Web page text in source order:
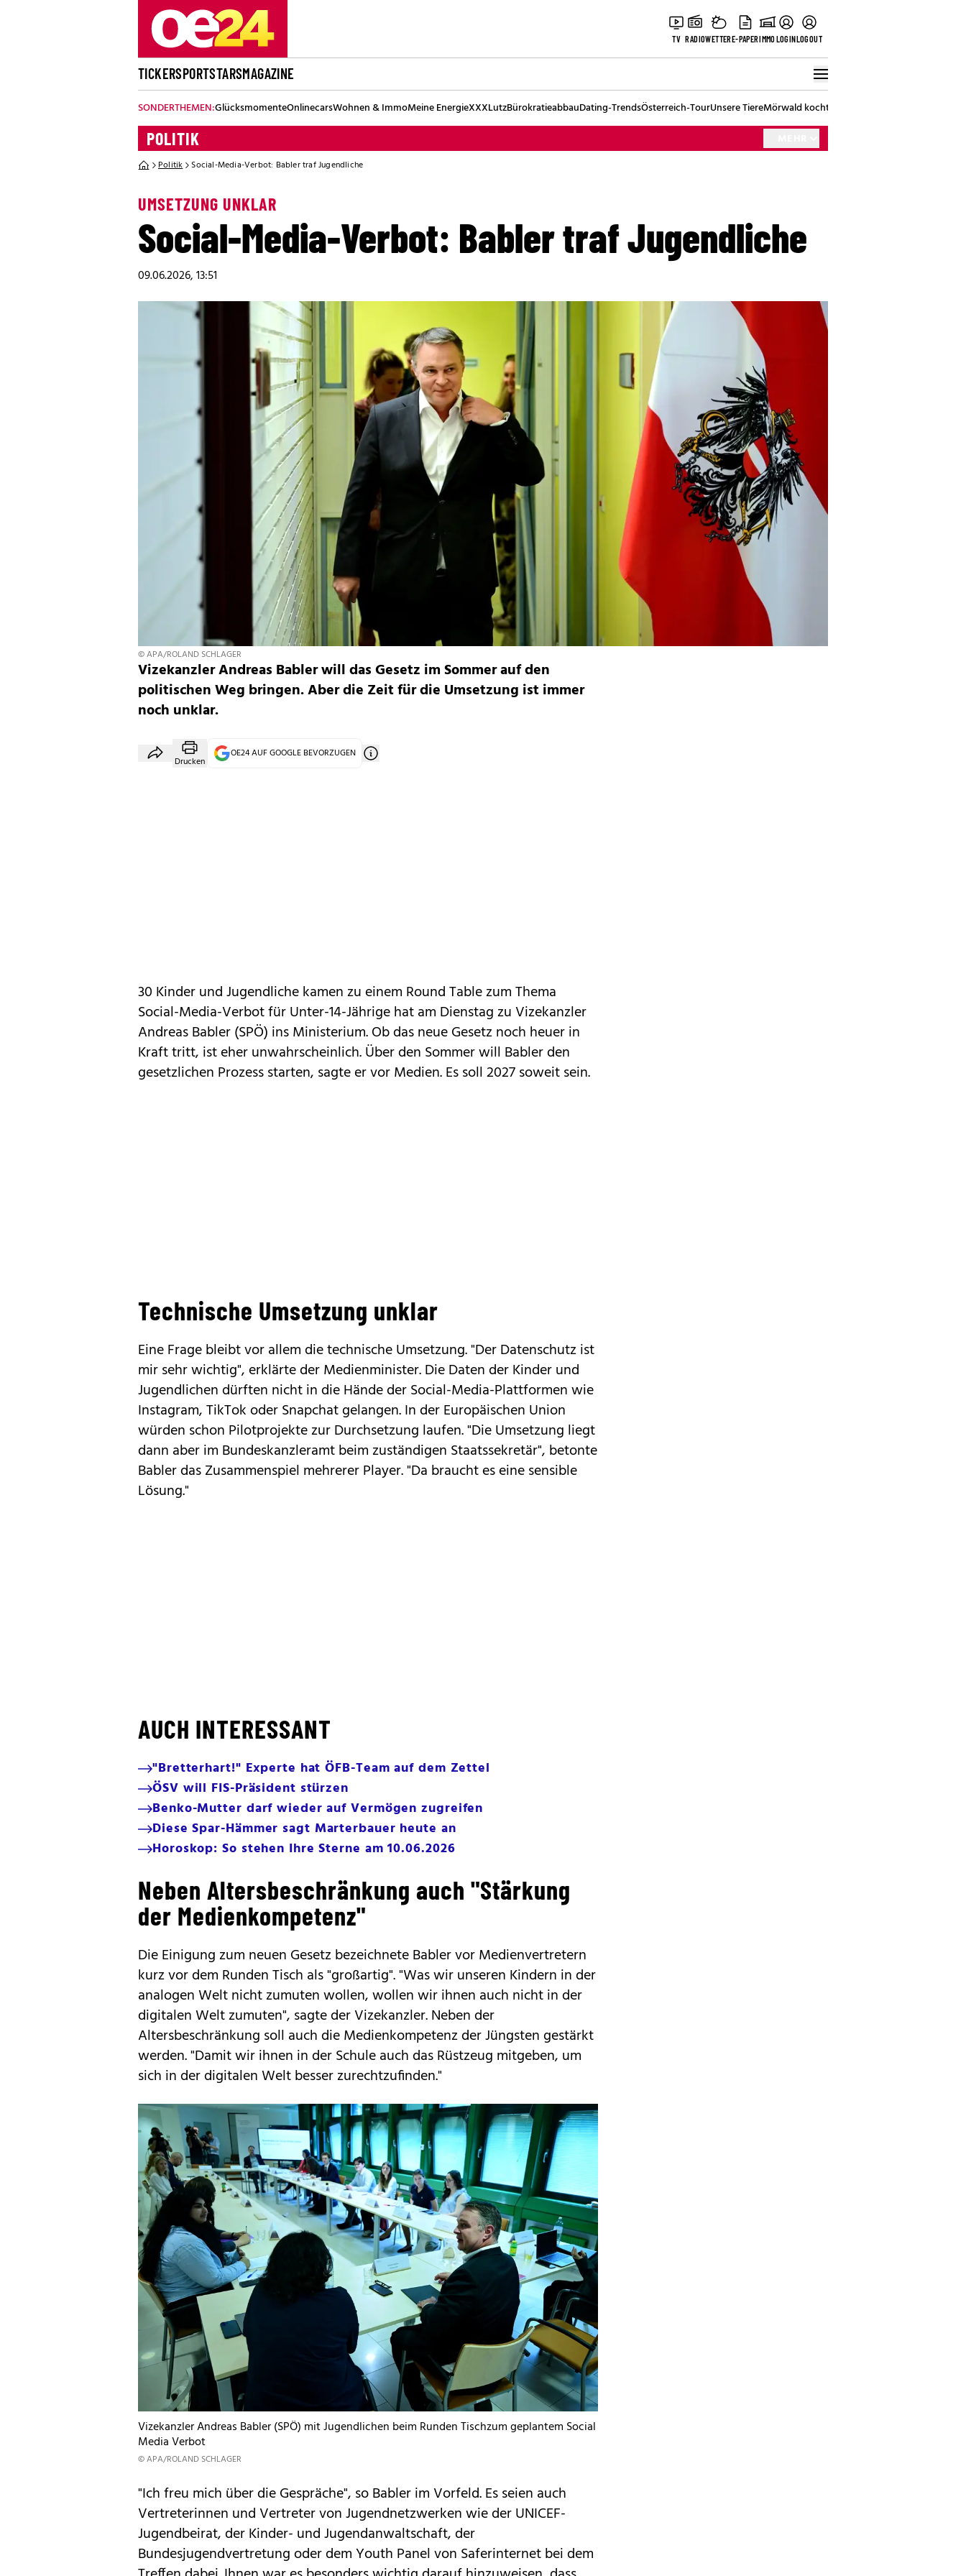
TV RADIOWETTERE-PAPERIMMOLOGINLOGOUT
TICKERSPORTSTARSMAGAZINE
SONDERTHEMEN:GlücksmomenteOnlinecarsWohnen & ImmoMeine EnergieXXXLutzBürokratieabbauDating-TrendsÖsterreich-TourUnsere TiereMörwald kocht
POLITIK
Politik Social-Media-Verbot: Babler traf Jugendliche
UMSETZUNG UNKLAR
Social-Media-Verbot: Babler traf Jugendliche
09.06.2026, 13:51
© APA/ROLAND SCHLAGER
Vizekanzler Andreas Babler will das Gesetz im Sommer auf den
politischen Weg bringen. Aber die Zeit für die Umsetzung ist immer
noch unklar.
Drucken
OE24 AUF GOOGLE BEVORZUGEN
30 Kinder und Jugendliche kamen zu einem Round Table zum Thema
Social-Media-Verbot für Unter-14-Jährige hat am Dienstag zu Vizekanzler
Andreas Babler (SPÖ) ins Ministerium. Ob das neue Gesetz noch heuer in
Kraft tritt, ist eher unwahrscheinlich. Über den Sommer will Babler den
gesetzlichen Prozess starten, sagte er vor Medien. Es soll 2027 soweit sein.
Technische Umsetzung unklar
Eine Frage bleibt vor allem die technische Umsetzung. "Der Datenschutz ist
mir sehr wichtig", erklärte der Medienminister. Die Daten der Kinder und
Jugendlichen dürften nicht in die Hände der Social-Media-Plattformen wie
Instagram, TikTok oder Snapchat gelangen. In der Europäischen Union
würden schon Pilotprojekte zur Durchsetzung laufen. "Die Umsetzung liegt
dann aber im Bundeskanzleramt beim zuständigen Staatssekretär", betonte
Babler das Zusammenspiel mehrerer Player. "Da braucht es eine sensible
Lösung."
AUCH INTERESSANT
"Bretterhart!" Experte hat ÖFB-Team auf dem Zettel
ÖSV will FIS-Präsident stürzen
Benko-Mutter darf wieder auf Vermögen zugreifen
Diese Spar-Hämmer sagt Marterbauer heute an
Horoskop: So stehen Ihre Sterne am 10.06.2026
Neben Altersbeschränkung auch "Stärkung
der Medienkompetenz"
Die Einigung zum neuen Gesetz bezeichnete Babler vor Medienvertretern
kurz vor dem Runden Tisch als "großartig". "Was wir unseren Kindern in der
analogen Welt nicht zumuten wollen, wollen wir ihnen auch nicht in der
digitalen Welt zumuten", sagte der Vizekanzler. Neben der
Altersbeschränkung soll auch die Medienkompetenz der Jüngsten gestärkt
werden. "Damit wir ihnen in der Schule auch das Rüstzeug mitgeben, um
sich in der digitalen Welt besser zurechtzufinden."
Vizekanzler Andreas Babler (SPÖ) mit Jugendlichen beim Runden Tischzum geplantem Social
Media Verbot
© APA/ROLAND SCHLAGER
"Ich freu mich über die Gespräche", so Babler im Vorfeld. Es seien auch
Vertreterinnen und Vertreter von Jugendnetzwerken wie der UNICEF-
Jugendbeirat, der Kinder- und Jugendanwaltschaft, der
Bundesjugendvertretung oder dem Youth Panel von Saferinternet bei dem